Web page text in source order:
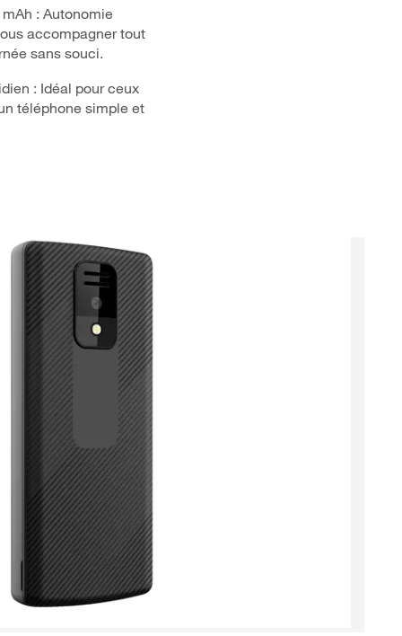
: Autonomie
accompagner tout
sans souci.
: Idéal pour ceux
téléphone simple et